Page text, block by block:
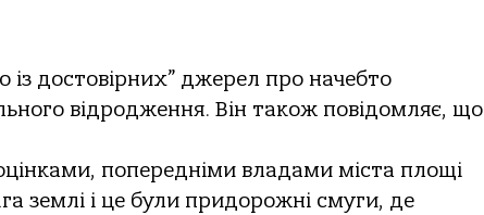
із достовірних” джерел про начебто
відродження. Він також повідомляє, що
попередніми владами міста площі
землі і це були придорожні смуги, де